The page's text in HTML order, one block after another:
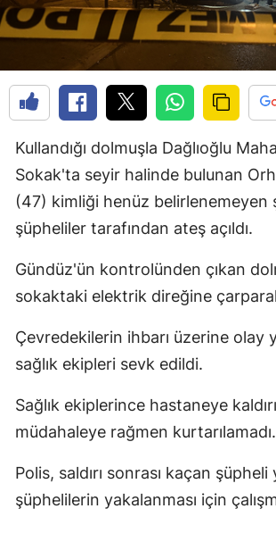
Kullandığı dolmuşla Dağlıoğlu
Sokak'ta seyir halinde bulunan
(47) kimliği henüz belirlenemeyen
şüpheliler tarafından ateş açıldı.
Gündüz'ün kontrolünden çıkan
sokaktaki elektrik direğine
Çevredekilerin ihbarı üzerine olay
sağlık ekipleri sevk edildi.
Sağlık ekiplerince hastaneye
müdahaleye rağmen kurtarılamadı.
Polis, saldırı sonrası kaçan şüpheli
şüphelilerin yakalanması için